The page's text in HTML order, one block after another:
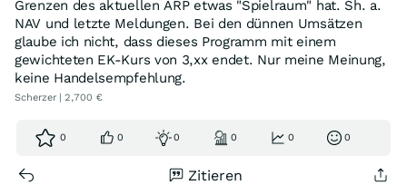
Grenzen des aktuellen ARP etwas "Spielraum" hat. Sh. a.
NAV und letzte Meldungen. Bei den dünnen Umsätzen
glaube ich nicht, dass dieses Programm mit einem
gewichteten EK-Kurs von 3,xx endet. Nur meine Meinung,
keine Handelsempfehlung.
Scherzer | 2,700 €
0 0 0 0 0 0
Zitieren